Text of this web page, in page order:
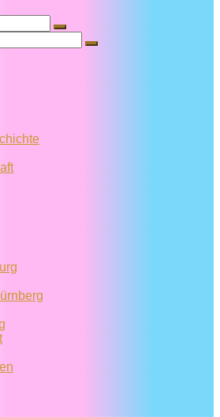
Suche
Suche